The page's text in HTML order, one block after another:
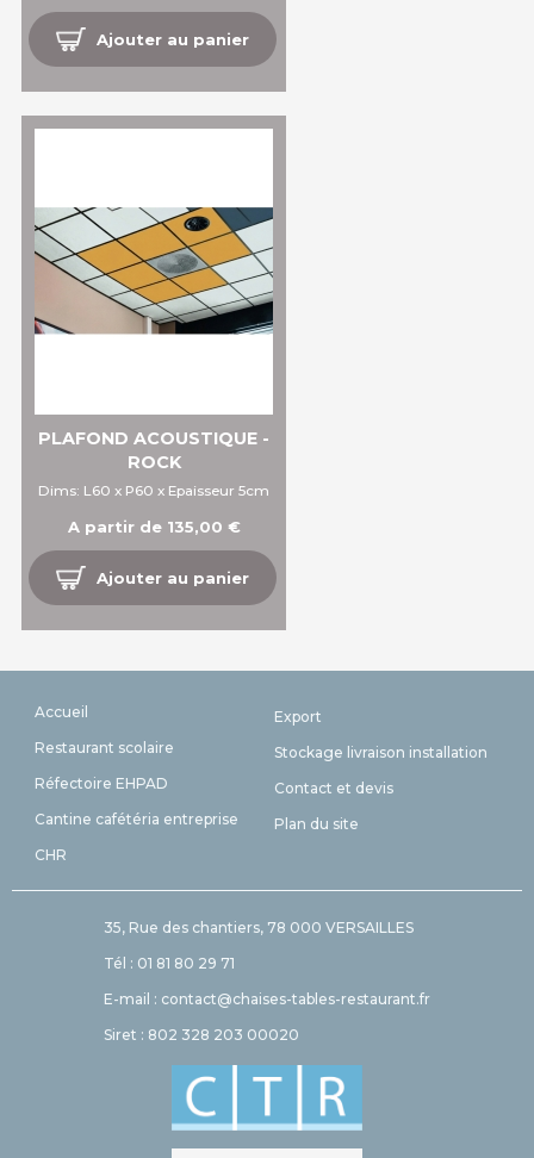
Ajouter au panier
PLAFOND ACOUSTIQUE -
ROCK
Dims: L60 x P60 x Epaisseur 5cm
A partir de 135,00 €
Ajouter au panier
Accueil
Restaurant scolaire
Réfectoire EHPAD
Cantine cafétéria entreprise
CHR
Export
Stockage livraison installation
Contact et devis
Plan du site
35, Rue des chantiers, 78 000 VERSAILLES
Tél : 01 81 80 29 71
E-mail : contact@chaises-tables-restaurant.fr
Siret : 802 328 203 00020